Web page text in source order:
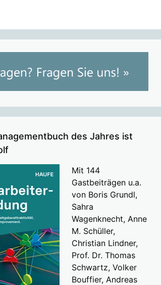
des Jahres ist
Mit 144
Gastbeiträgen u.a.
von Boris Grundl,
Sahra
Wagenknecht, Anne
M. Schüller,
Christian Lindner,
Prof. Dr. Thomas
Schwartz, Volker
Bouffier, Andreas